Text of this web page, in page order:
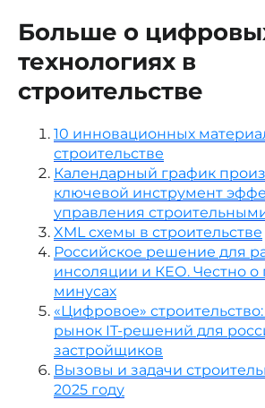
Больше о
технологиях в
строительстве
10 инновационных
строительстве
Календарный график
ключевой инструмент
управления
XML схемы в строительстве
Российское решение для
инсоляции и КЕО. Честно о
минусах
«Цифровое»
рынок IT-решений для
застройщиков
Вызовы и задачи
2025 году